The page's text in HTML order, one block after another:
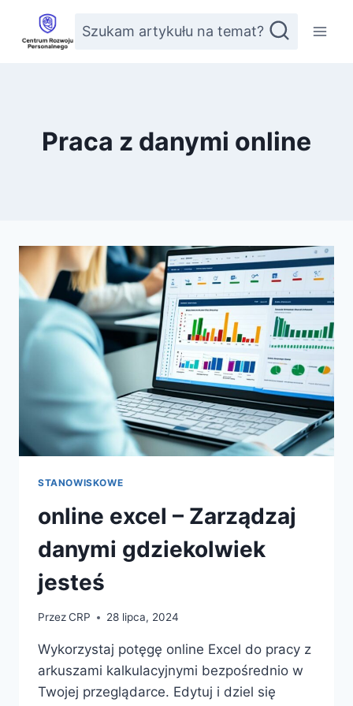
Przejdź
treści
Szukam artykułu na temat?
Praca z danymi online
STANOWISKOWE
online excel – Zarządzaj
danymi gdziekolwiek
jesteś
PrzezCRP 28 lipca, 2024
Wykorzystaj potęgę online Excel do pracy z
arkuszami kalkulacyjnymi bezpośrednio w
Twojej przeglądarce. Edytuj i dziel się